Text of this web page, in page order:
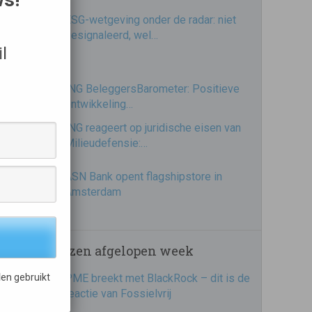
ESG-wetgeving onder de radar: niet
gesignaleerd, wel…
ING BeleggersBarometer: Positieve
ontwikkeling…
ING reageert op juridische eisen van
Milieudefensie:…
ASN Bank opent flagshipstore in
Amsterdam
Meest gelezen afgelopen week
PME breekt met BlackRock – dit is de
reactie van Fossielvrij
gebruikt